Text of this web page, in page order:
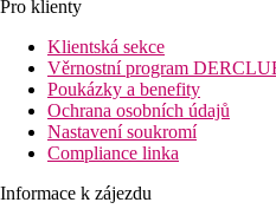
Pro klienty
Klientská sekce
Věrnostní program
Poukázky a benefity
Ochrana osobních údajů
Nastavení soukromí
Compliance linka
Informace k zájezdu